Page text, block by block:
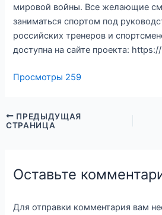
мировой войны. Все желающие
заниматься спортом под
российских тренеров и
доступна на сайте проекта:
Просмотры 259
ПРЕДЫДУЩАЯ
СТРАНИЦА
Оставьте
Для отправки комментария вам